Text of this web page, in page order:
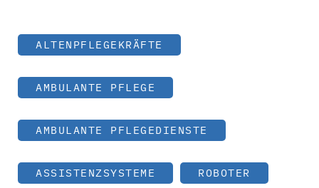
ALTENPFLEGEKRÄFTE
AMBULANTE PFLEGE
AMBULANTE PFLEGEDIENSTE
ASSISTENZSYSTEME ROBOTER